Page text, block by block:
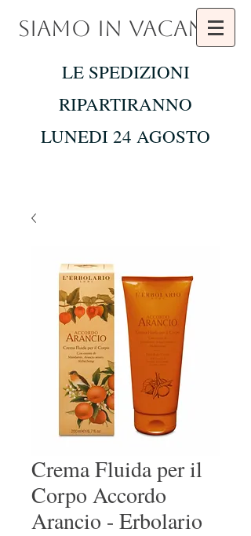
SIAMO IN VACANZA
LE SPEDIZIONI
RIPARTIRANNO
LUNEDI 24 AGOSTO
Crema Fluida per il
Corpo Accordo
Arancio - Erbolario